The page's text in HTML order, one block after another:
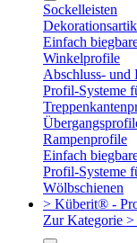
Sockelleisten
Einfach
Winkelprofile
Abschluss- und
Profil-Systeme
Rampenprofile
Einfach
Profil-Systeme
Wölbschienen
> Küberit® -
Zur Kategorie